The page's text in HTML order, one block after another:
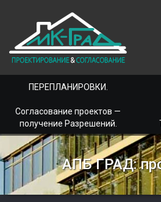
ПЕРЕПЛАНИРОВКИ.
Согласование проектов —
получение Разрешений.
АПБ ГРАД: